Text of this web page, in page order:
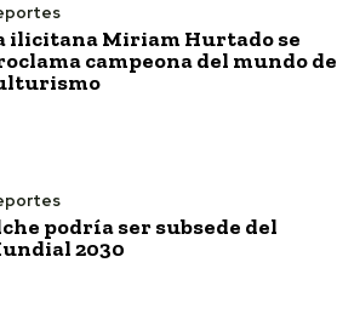
ilicitana Miriam Hurtado se
campeona del mundo de
podría ser subsede del
2030